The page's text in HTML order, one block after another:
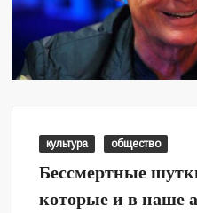
культура общество
Бессмертные
которые и в наше